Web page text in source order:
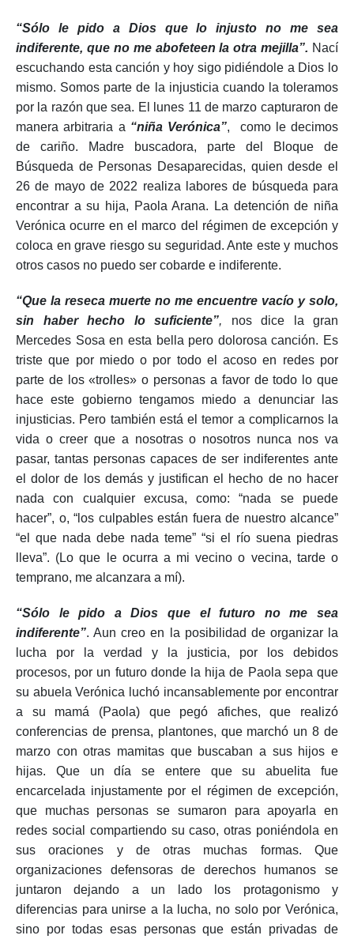
“Sólo le pido a Dios que lo injusto no me sea
indiferente, que no me abofeteen la otra mejilla”. Nací
escuchando esta canción y hoy sigo pidiéndole a Dios lo
mismo. Somos parte de la injusticia cuando la toleramos
por la razón que sea. El lunes 11 de marzo capturaron de
manera arbitraria a “niña Verónica”, como le decimos
de cariño. Madre buscadora, parte del Bloque de
Búsqueda de Personas Desaparecidas, quien desde el
26 de mayo de 2022 realiza labores de búsqueda para
encontrar a su hija, Paola Arana. La detención de niña
Verónica ocurre en el marco del régimen de excepción y
coloca en grave riesgo su seguridad. Ante este y muchos
otros casos no puedo ser cobarde e indiferente.
“Que la reseca muerte no me encuentre vacío y solo,
sin haber hecho lo suficiente”, nos dice la gran
Mercedes Sosa en esta bella pero dolorosa canción. Es
triste que por miedo o por todo el acoso en redes por
parte de los «trolles» o personas a favor de todo lo que
hace este gobierno tengamos miedo a denunciar las
injusticias. Pero también está el temor a complicarnos la
vida o creer que a nosotras o nosotros nunca nos va
pasar, tantas personas capaces de ser indiferentes ante
el dolor de los demás y justifican el hecho de no hacer
nada con cualquier excusa, como: “nada se puede
hacer”, o, “los culpables están fuera de nuestro alcance”
“el que nada debe nada teme” “si el río suena piedras
lleva”. (Lo que le ocurra a mi vecino o vecina, tarde o
temprano, me alcanzara a mí).
“Sólo le pido a Dios que el futuro no me sea
indiferente”. Aun creo en la posibilidad de organizar la
lucha por la verdad y la justicia, por los debidos
procesos, por un futuro donde la hija de Paola sepa que
su abuela Verónica luchó incansablemente por encontrar
a su mamá (Paola) que pegó afiches, que realizó
conferencias de prensa, plantones, que marchó un 8 de
marzo con otras mamitas que buscaban a sus hijos e
hijas. Que un día se entere que su abuelita fue
encarcelada injustamentepor el régimen de excepción,
que muchas personas se sumaron para apoyarla en
redes social compartiendo su caso, otras poniéndola en
sus oraciones y de otras muchas formas. Que
organizaciones defensoras de derechos humanos se
juntaron dejando a un lado los protagonismo y
diferencias para unirse a la lucha, no solo por Verónica,
sino por todas esas personas que están privadas de